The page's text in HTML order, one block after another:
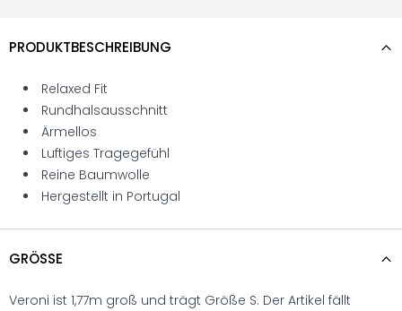
PRODUKTBESCHREIBUNG
Relaxed Fit
Rundhalsausschnitt
Ärmellos
Luftiges Tragegefühl
Reine Baumwolle
Hergestellt in Portugal
GRÖSSE
Veroni ist 1,77m groß und trägt Größe S. Der Artikel fällt